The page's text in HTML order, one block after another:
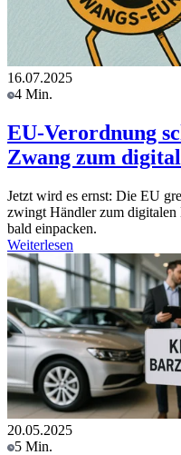
16.07.2025
4 Min.
EU-Verordnung
Zwang zum
Jetzt wird es ernst: Die EU
zwingt Händler zum
bald einpacken.
Weiterlesen
20.05.2025
5 Min.